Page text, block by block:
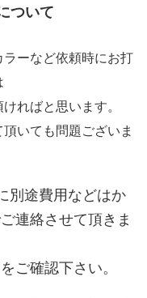
ついて
ーなど依頼時にお打
ればと思います。
いても問題ございま
別途費用などはか
連絡させて頂きま
ご確認下さい。